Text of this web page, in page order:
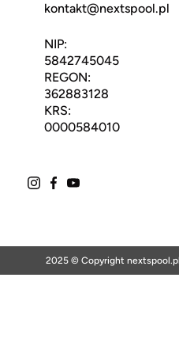
kontakt@nextspool.pl
NIP:
5842745045
REGON:
362883128
KRS:
0000584010